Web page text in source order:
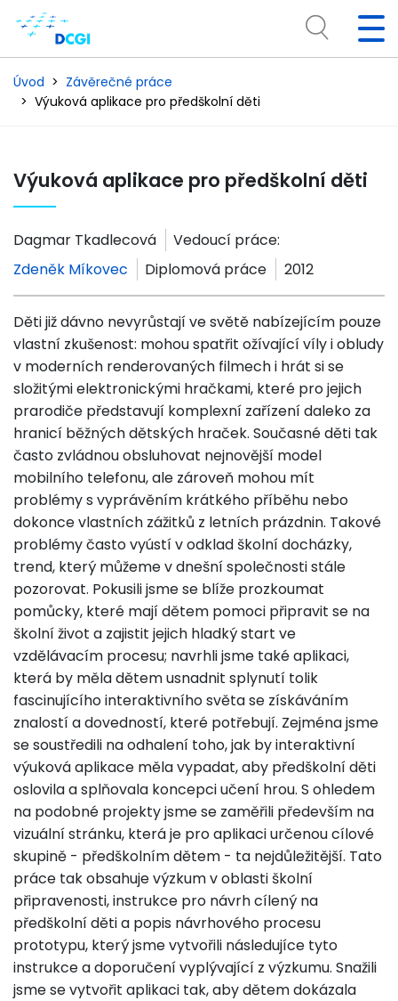
Úvod
Závěrečné práce
Výuková aplikace pro předškolní děti
Výuková aplikace pro předškolní děti
Dagmar Tkadlecová
Vedoucí práce:
Zdeněk Míkovec
Diplomová práce 2012
Děti již dávno nevyrůstají ve světě nabízejícím pouze
vlastní zkušenost: mohou spatřit ožívající víly i obludy
v moderních renderovaných filmech i hrát si se
složitými elektronickými hračkami, které pro jejich
prarodiče představují komplexní zařízení daleko za
hranicí běžných dětských hraček. Současné děti tak
často zvládnou obsluhovat nejnovější model
mobilního telefonu, ale zároveň mohou mít
problémy s vyprávěním krátkého příběhu nebo
dokonce vlastních zážitků z letních prázdnin. Takové
problémy často vyústí v odklad školní docházky,
trend, který můžeme v dnešní společnosti stále
pozorovat. Pokusili jsme se blíže prozkoumat
pomůcky, které mají dětem pomoci připravit se na
školní život a zajistit jejich hladký start ve
vzdělávacím procesu; navrhli jsme také aplikaci,
která by měla dětem usnadnit splynutí tolik
fascinujícího interaktivního světa se získáváním
znalostí a dovedností, které potřebují. Zejména jsme
se soustředili na odhalení toho, jak by interaktivní
výuková aplikace měla vypadat, aby předškolní děti
oslovila a splňovala koncepci učení hrou. S ohledem
na podobné projekty jsme se zaměřili především na
vizuální stránku, která je pro aplikaci určenou cílové
skupině - předškolním dětem - ta nejdůležitější. Tato
práce tak obsahuje výzkum v oblasti školní
připravenosti, instrukce pro návrh cílený na
předškolní děti a popis návrhového procesu
prototypu, který jsme vytvořili následujíce tyto
instrukce a doporučení vyplývající z výzkumu. Snažili
jsme se vytvořit aplikaci tak, aby dětem dokázala